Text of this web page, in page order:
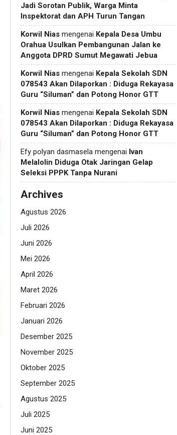
Jadi Sorotan Publik, Warga Minta
Inspektorat dan APH Turun Tangan
Korwil Nias mengenai Kepala Desa Umbu
Orahua Usulkan Pembangunan Jalan ke
Anggota DPRD Sumut Megawati Jebua
Korwil Nias mengenai Kepala Sekolah SDN
078543 Akan Dilaporkan : Diduga Rekayasa
Guru “Siluman” dan Potong Honor GTT
Korwil Nias mengenai Kepala Sekolah SDN
078543 Akan Dilaporkan : Diduga Rekayasa
Guru “Siluman” dan Potong Honor GTT
Efy polyan dasmasela mengenai Ivan
Melalolin Diduga Otak Jaringan Gelap
Seleksi PPPK Tanpa Nurani
Archives
Agustus 2026
Juli 2026
Juni 2026
Mei 2026
April 2026
Maret 2026
Februari 2026
Januari 2026
Desember 2025
November 2025
Oktober 2025
September 2025
Agustus 2025
Juli 2025
Juni 2025